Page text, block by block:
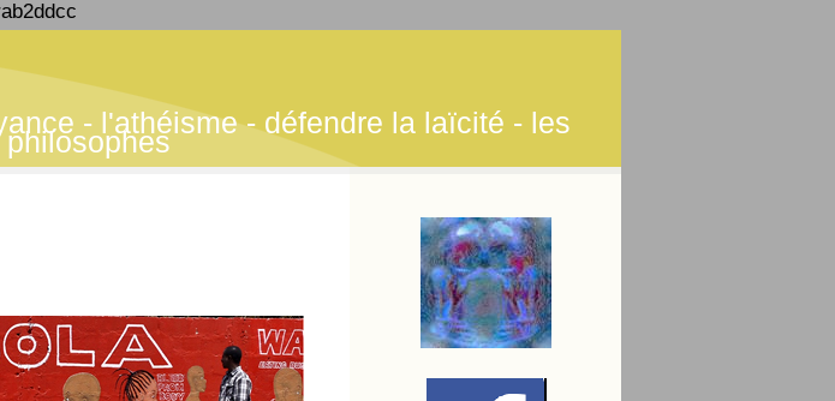
- l'athéisme - défendre la laïcité - les